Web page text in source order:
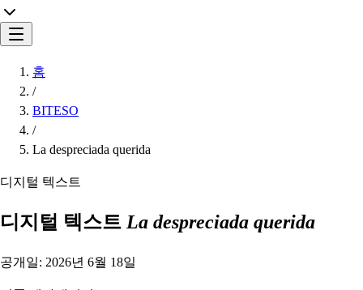
홈
/
BITESO
/
La despreciada querida
디지털 텍스트
디지털 텍스트 La despreciada querida
공개일: 2026년 6월 18일